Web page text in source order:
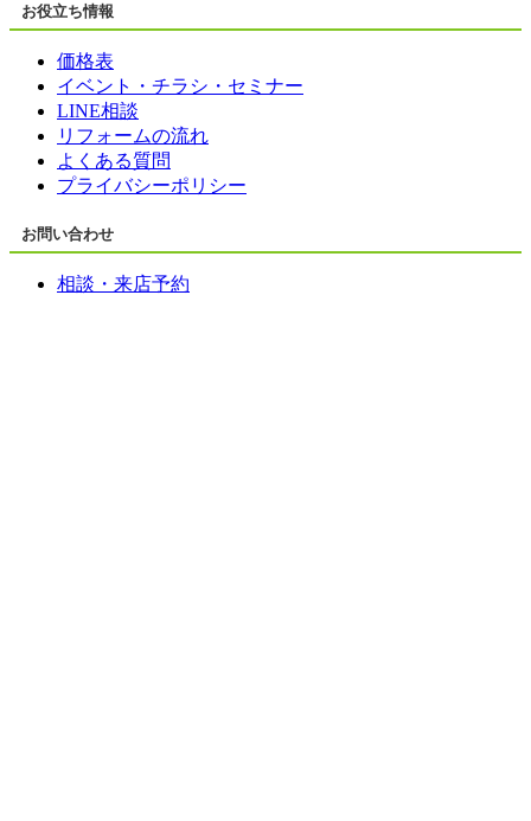
お役立ち情報
価格表
イベント・チラシ・セミナー
LINE相談
リフォームの流れ
よくある質問
プライバシーポリシー
お問い合わせ
相談・来店予約